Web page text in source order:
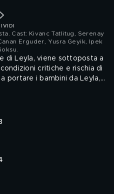
Cast: Kivanc Tatlitug, Serenay
Erguder, Yusra Geyik, Ipek
di Leyla, viene sottoposta a
critiche e rischia di
portare i bambini da Leyla,